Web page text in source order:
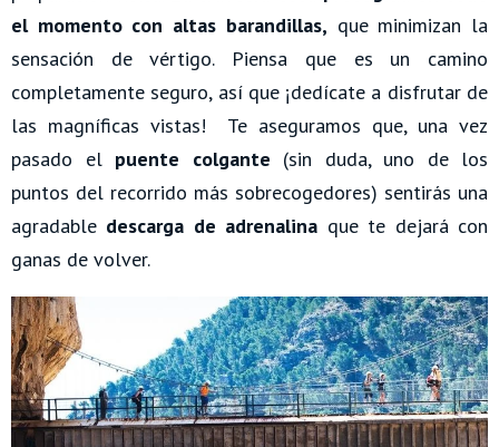
el momento con altas barandillas, que minimizan la
sensación de vértigo. Piensa que es un camino
completamente seguro, así que ¡dedícate a disfrutar de
las magníficas vistas! Te aseguramos que, una vez
pasado el puente colgante (sin duda, uno de los
puntos del recorrido más sobrecogedores) sentirás una
agradable descarga de adrenalina que te dejará con
ganas de volver.